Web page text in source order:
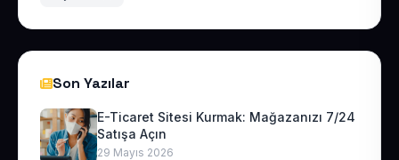
Son Yazılar
E-Ticaret Sitesi Kurmak: Mağazanızı 7/24
Satışa Açın
29 Mayıs 2026